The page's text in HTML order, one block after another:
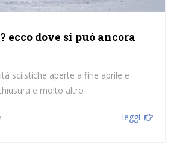
ecco dove si può ancora
sciistiche aperte a fine aprile e
e molto altro
leggi